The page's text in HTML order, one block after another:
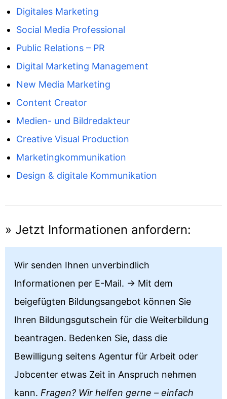
Digitales Marketing
Social Media Professional
Public Relations – PR
Digital Marketing Management
New Media Marketing
Content Creator
Medien- und Bildredakteur
Creative Visual Production
Marketingkommunikation
Design & digitale Kommunikation
» Jetzt Informationen anfordern:
Wir senden Ihnen unverbindlich
Informationen per E-Mail. → Mit dem
beigefügten Bildungsangebot können Sie
Ihren Bildungsgutschein für die Weiterbildung
beantragen. Bedenken Sie, dass die
Bewilligung seitens Agentur für Arbeit oder
Jobcenter etwas Zeit in Anspruch nehmen
kann. Fragen? Wir helfen gerne – einfach